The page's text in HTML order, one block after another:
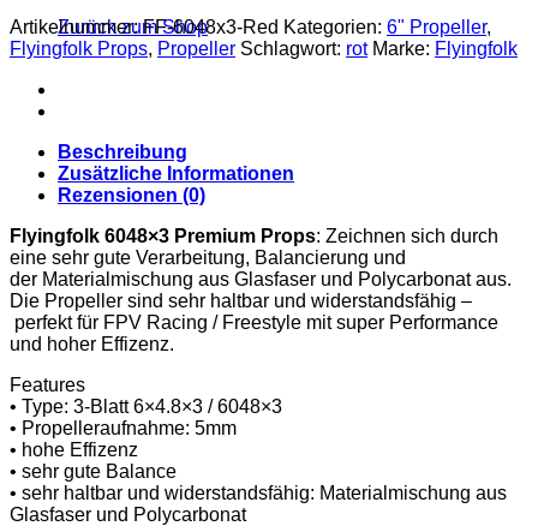
Zurück zum Shop
Artikelnummer:FF-6048x3-Red Kategorien: 6" Propeller,
Flyingfolk Props, Propeller Schlagwort: rot Marke: Flyingfolk
Beschreibung
Zusätzliche Informationen
Rezensionen (0)
Flyingfolk 6048×3 Premium Props: Zeichnen sich durch
eine sehr gute Verarbeitung, Balancierung und
der Materialmischung aus Glasfaser und Polycarbonat aus.
Die Propeller sind sehr haltbar und widerstandsfähig –
perfekt für FPV Racing / Freestyle mit super Performance
und hoher Effizenz.
Features
• Type: 3-Blatt 6×4.8×3 / 6048×3
• Propelleraufnahme: 5mm
• hohe Effizenz
• sehr gute Balance
• sehr haltbar und widerstandsfähig: Materialmischung aus
Glasfaser und Polycarbonat